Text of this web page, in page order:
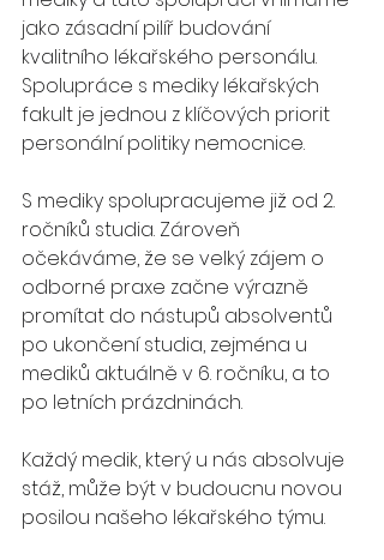
jako zásadní pilíř budování
kvalitního lékařského personálu.
Spolupráce s mediky lékařských
fakult je jednou z klíčových priorit
personální politiky nemocnice.
S mediky spolupracujeme již od 2.
ročníků studia. Zároveň
očekáváme, že se velký zájem o
odborné praxe začne výrazně
promítat do nástupů absolventů
po ukončení studia, zejména u
mediků aktuálně v 6. ročníku, a to
po letních prázdninách.
Každý medik, který u nás absolvuje
stáž, může být v budoucnu novou
posilou našeho lékařského týmu.